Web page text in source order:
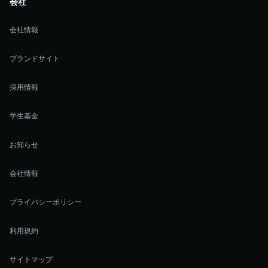
会社情報
ブランドサイト
採用情報
学生基金
お知らせ
会社情報
プライバシーポリシー
利用規約
サイトマップ